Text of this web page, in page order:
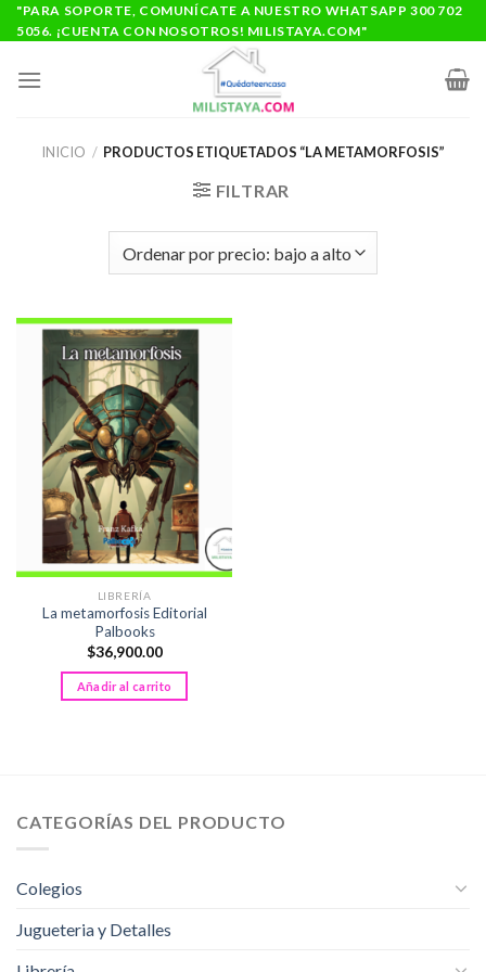
Saltar
al
"PARA SOPORTE, COMUNÍCATE A NUESTRO WHATSAPP 300 702
5056. ¡CUENTA CON NOSOTROS! MILISTAYA.COM"
INICIO / PRODUCTOS ETIQUETADOS “LA METAMORFOSIS”
FILTRAR
LIBRERÍA
La metamorfosis Editorial
Palbooks
$36,900.00
Añadir al carrito
CATEGORÍAS DEL PRODUCTO
Colegios
Jugueteria y Detalles